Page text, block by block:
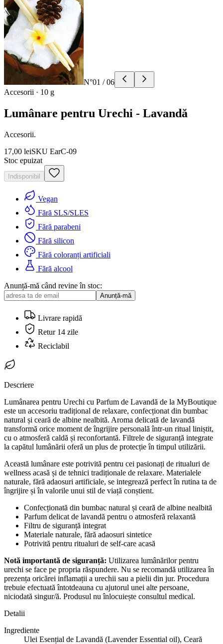
N°01 /06
Accesorii · 10 g
Lumânare pentru Urechi - Lavandă
Accesorii.
17,00 leiSKU EarC-09
Stoc epuizat
Indisponibil
Vegan
Fără SLS/SLES
Fără parabeni
Fără silicon
Fără coloranți artificiali
Fără alcool
Anunță-mă când revine în stoc:
Anunță-mă
Livrare rapidă
Retur 14 zile
Reciclabil
Descriere
Lumânarea pentru Urechi cu Parfum de Lavandă de la MyBoutique
este un accesoriu tradițional de relaxare, confecționat din bumbac
natural și ceară de albine nealbită. Aroma delicată de lavandă
transformă orice moment de îngrijire personală într-un ritual liniștit,
cu o atmosferă caldă și reconfortantă. Filtrele de siguranță integrate
la capătul lumânării oferă un plus de protecție în timpul utilizării.
Această lumânare este potrivită pentru cei pasionați de ritualuri de
wellness acasă și de tehnici tradiționale de relaxare. Materialele
naturale, fără adaosuri artificiale, se integrează perfect în rutina ta de
îngrijire și în valorile unui stil de viață conștient.
Confecționată din bumbac natural și ceară de albine nealbită
Parfum delicat de lavandă pentru o atmosferă relaxantă
Filtru de siguranță integrat
Materiale naturale, fără adaosuri sintetice
Potrivită pentru ritualuri de self-care acasă
Notă importantă de siguranță: Utilizarea lumânărilor pentru
urechi se face pe propria răspundere. Nu se recomandă utilizarea în
prezența oricărei inflamații a urechii sau a pielii din jur. Procedura
trebuie efectuată întotdeauna cu ajutorul unei alte persoane,
niciodată singur/ă. Produsul nu înlocuiește consultul medical.
Detalii
Ingrediente
Ulei Esențial de Lavandă (Lavender Essential oil), Ceară